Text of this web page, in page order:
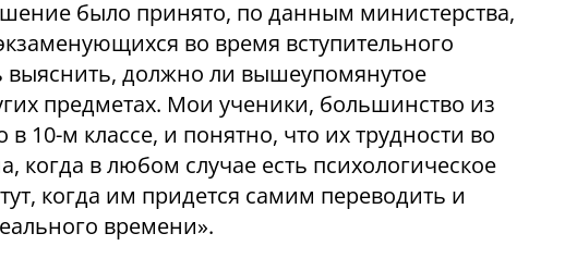
было принято, по данным министерства,
во время вступительного
выяснить, должно ли вышеупомянутое
предметах. Мои ученики, большинство из
10-м классе, и понятно, что их трудности во
когда в любом случае есть психологическое
когда им придется самим переводить и
времени».